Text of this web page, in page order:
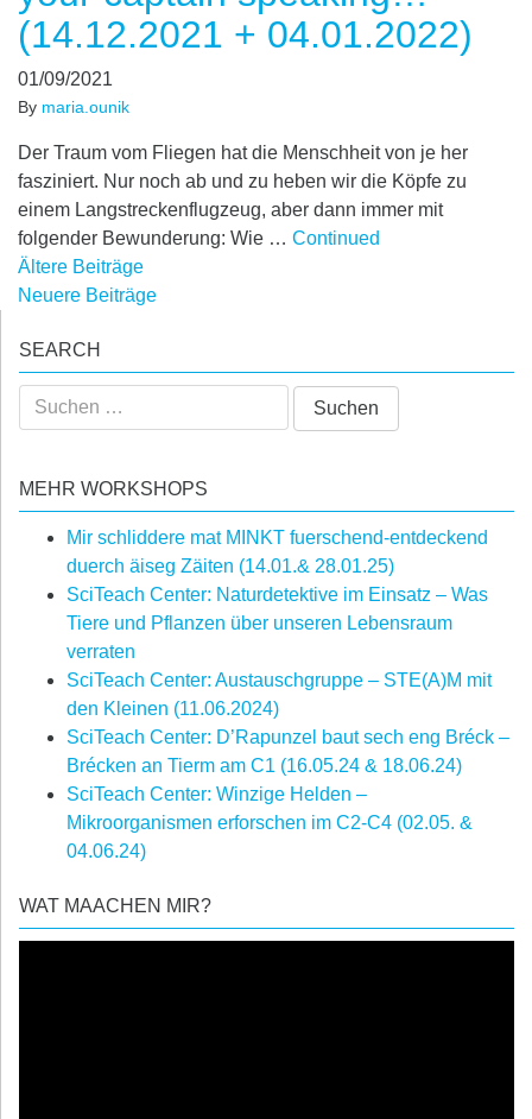
(14.12.2021 + 04.01.2022)
01/09/2021
By maria.ounik
Der Traum vom Fliegen hat die Menschheit von je her
fasziniert. Nur noch ab und zu heben wir die Köpfe zu
einem Langstreckenflugzeug, aber dann immer mit
folgender Bewunderung: Wie … Continued
Beitragsnavigation
Ältere Beiträge
Neuere Beiträge
SEARCH
Suchen
nach:
MEHR WORKSHOPS
Mir schliddere mat MINKT fuerschend-entdeckend
duerch äiseg Zäiten (14.01.& 28.01.25)
SciTeach Center: Naturdetektive im Einsatz – Was
Tiere und Pflanzen über unseren Lebensraum
verraten
SciTeach Center: Austauschgruppe – STE(A)M mit
den Kleinen (11.06.2024)
SciTeach Center: D’Rapunzel baut sech eng Bréck –
Brécken an Tierm am C1 (16.05.24 & 18.06.24)
SciTeach Center: Winzige Helden –
Mikroorganismen erforschen im C2-C4 (02.05. &
04.06.24)
WAT MAACHEN MIR?